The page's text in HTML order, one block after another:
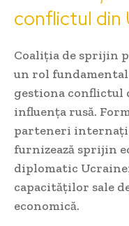
conflictul din
Coaliția de sprijin
un rol
gestiona conflictul
influența rusă.
parteneri
furnizează sprijin
diplomatic
capacităților sale
economică.